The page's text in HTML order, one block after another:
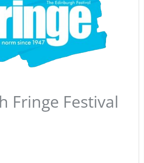
Fringe Festival